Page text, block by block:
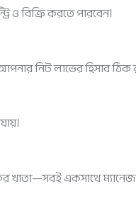
ও বিক্রি করতে পারবেন।
নিট লাভের হিসাব ঠিক
খাতা—সবই একসাথে